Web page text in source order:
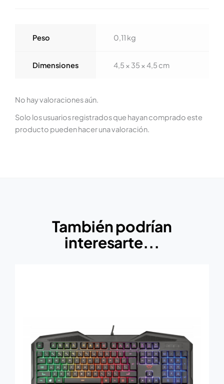
Peso 0,11 kg
Dimensiones 4,5 × 35 × 4,5 cm
No hay valoraciones aún.
Solo los usuarios registrados que hayan comprado este
producto pueden hacer una valoración.
También podrían
interesarte...